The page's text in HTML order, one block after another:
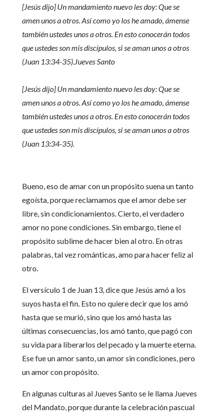
[Jesús dijo] Un mandamiento nuevo les doy: Que se
amen unos a otros. Así como yo los he amado, ámense
también ustedes unos a otros. En esto conocerán todos
que ustedes son mis discípulos, si se aman unos a otros
(Juan 13:34-35).Jueves Santo
[Jesús dijo] Un mandamiento nuevo les doy: Que se
amen unos a otros. Así como yo los he amado, ámense
también ustedes unos a otros. En esto conocerán todos
que ustedes son mis discípulos, si se aman unos a otros
(Juan 13:34-35).
Bueno, eso de amar con un propósito suena un tanto
egoísta, porque reclamamos que el amor debe ser
libre, sin condicionamientos. Cierto, el verdadero
amor no pone condiciones. Sin embargo, tiene el
propósito sublime de hacer bien al otro. En otras
palabras, tal vez románticas, amo para hacer feliz al
otro.
El versículo 1 de Juan 13, dice que Jesús amó a los
suyos hasta el fin. Esto no quiere decir que los amó
hasta que se murió, sino que los amó hasta las
últimas consecuencias, los amó tanto, que pagó con
su vida para liberarlos del pecado y la muerte eterna.
Ese fue un amor santo, un amor sin condiciones, pero
un amor con propósito.
En algunas culturas al Jueves Santo se le llama Jueves
del Mandato, porque durante la celebración pascual